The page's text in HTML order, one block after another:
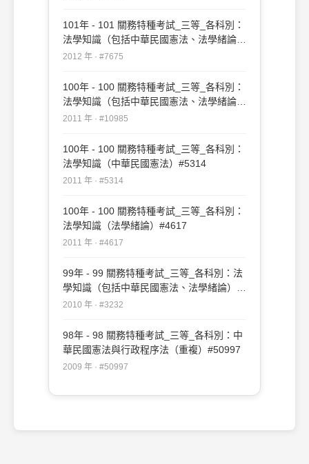
101年 - 101 關務特種考試_三等_各科別：
法學知識（包括中華民國憲法、法學緒論）
#7675
2012 年 · #7675
100年 - 100 關務特種考試_三等_各科別：
法學知識（包括中華民國憲法、法學緒論）
#10985
2011 年 · #10985
100年 - 100 關務特種考試_三等_各科別：
法學知識（中華民國憲法）#5314
2011 年 · #5314
100年 - 100 關務特種考試_三等_各科別：
法學知識（法學緒論）#4617
2011 年 · #4617
99年 - 99 關務特種考試_三等_各科別：法
學知識（包括中華民國憲法、法學緒論）
#3232
2010 年 · #3232
98年 - 98 關務特種考試_三等_各科別：中
華民國憲法與行政程序法（重複）#50997
2009 年 · #50997